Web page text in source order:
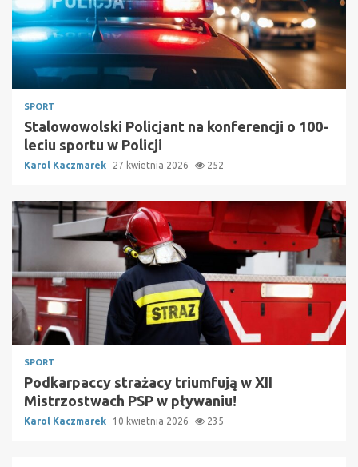
SPORT
Stalowowolski Policjant na konferencji o 100-
leciu sportu w Policji
Karol Kaczmarek 27 kwietnia 2026 252
SPORT
Podkarpaccy strażacy triumfują w XII
Mistrzostwach PSP w pływaniu!
Karol Kaczmarek 10 kwietnia 2026 235